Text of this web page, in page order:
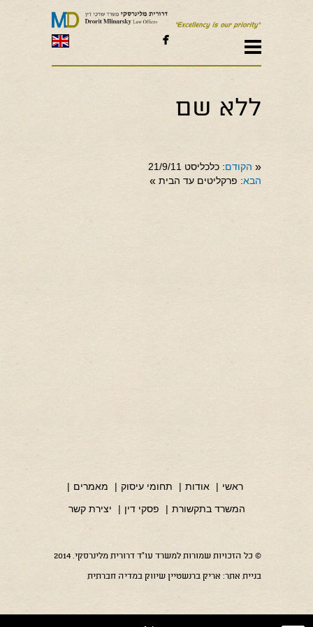

ללא שם
« הקודם: כלכליסט 21/9/11
הבא: פרקליטים עד הבית »
ראשי | אודות | תחומי עיסוק | מאמרים |
המשרד בתקשורת | פסקי דין | יצירת קשר
© כל הזכויות שמורות למשרד עו"ד דרורית מלינרסקי. 2014
בניית אתר: אריק ברנשטיין שיווק במדיה חברתית